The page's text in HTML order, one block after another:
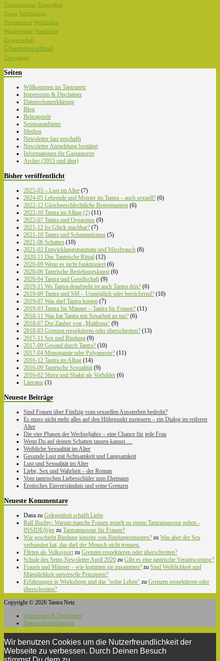
Transzendenz Traurigkeit
Treue Verbindung
Versständnis Waldbaden
Wanderritual Wandlung
Zeugenschaft
Übergangsritual
Übergänge
Seiten
Willkommen im Tantranetz
Impressum & Disclaimer
Datenschutzerklärung
Blog
Beitragende
Seminaranbieter
Medien
Newsletter fast geschafft
Newsletter Anmeldung bestätigt
Informationen für Gastautoren
Archiv (2015 und älter)
Bisher veröffentlicht
2025-03 – Lust im Alter (7)
2024-05 Lehrende und Meister im Tantra – auch sexuell? (6)
2022-12 Gleichgeschlechtliche Begegnungen (6)
2022-10 Tantra im Alltag (2) (11)
2022-07 Tantra und Orgasmus (9)
2021-12 Ist Glück machbar? (7)
2021-10 Tantra und Schamanismus (5)
2021-06 Schatten (10)
2021-02 Entwicklungstraumata und Missbrauch (8)
2020-11 Das Tantrische Ritual (12)
2020-09 Wenn es nicht funktioniert (6)
2020-06 Tantrische Beziehungskunst (6)
2020-04 Tantra und Gesellschaft (9)
2019-11 Wo Tantra draufsteht ist auch Tantra drin? (6)
2019-09 Tantra und SM – Unmöglich oder bereichernd? (10)
2019-07 Was darf Tantra kosten (7)
2019-03 Tantra für Männer – Tantra für Frauen? (11)
2018-11 Was hat Tantra mit Sexarbeit zu tun? (6)
2018-07 Der Zauber von „Maithuna" (9)
2018-03 Grenzen respektieren oder überschreiten? (13)
2017-11 Sex und Bindung (9)
2017-09 Gesund durch Tantra? (10)
2017-04 Monogamie oder Polyamorie? (11)
2016-12 Tantra im Alltag (14)
2016-09 Tantrische Sexualität (9)
2016-02 Shiva und Shakti als Vorbilder (6)
Literatur (1)
Neueste Beiträge
Sind Frauen über Fünfzig vom sexuellen Aussterben bedroht?
Es muss nicht mehr alles auf den Höhepunkt zusteuern – ein Dialog im reiferen
Alter
Die vier Phasen der Wechseljahre – eine Chance für jede Frau
Wenn Du auf deinen Schatten tanzen kannst …
Weibliche Sexualität im Alter
Gesunde Lust mit Achtsamkeit und Langsamkeit
Lust und Sexualität im Alter
Liebe, Sex und Wahrheit – der Roman
Vom tantrischen Liebesschüler zum Ehemann
Erotisches Einverständnis und seine Grenzen
Neueste Kommentare
Dana zu Gelegenheit schafft Liebe
Ralf Buchty: Warum manche Frauen gezielt zu einem Tantramasseur gehen -
INSIDE(h)er zu Tantramasseur für Frauen?
Wie geschieht Bindung jenseits von Bindungsmustern? zu Was aber der Sex
verbunden hat, das darf der Mensch nicht trennen.
Flirten als Volkssport zu Grenzen respektieren oder überschreiten?
Schule des Seins Newsletter April 2020 zu Gibt es eine tantrische Verantwortung?
Frauen und Männer – wie kommen sie zusammen? zu Sind Weiblichkeit und
Männlichkeit universelle Prinzipien?
Erfahrungen in Workshops und das "echte Leben" zu Grenzen respektieren oder
überschreiten?
Copyright © 2026 Tantra Netz
Impressum & Disclaimer
Datenschutzerklärung
Wir benutzen Cookies um die Nutzerfreundlichkeit der
Webseite zu verbessen. Durch Deinen Besuch